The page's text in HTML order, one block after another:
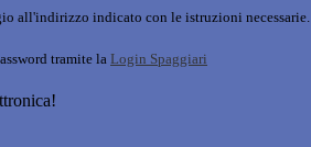
all'indirizzo indicato con le istruzioni necessarie.
tramite la Login Spaggiari